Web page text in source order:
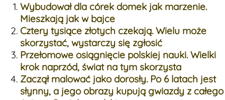
Wybudował dla córek domek jak marzenie.
Mieszkają jak w bajce
Cztery tysiące złotych czekają. Wielu może
skorzystać, wystarczy się zgłosić
Przełomowe osiągnięcie polskiej nauki. Wielki
krok naprzód, świat na tym skorzysta
Zaczął malować jako dorosły. Po 6 latach jest
słynny, a jego obrazy kupują gwiazdy z całego